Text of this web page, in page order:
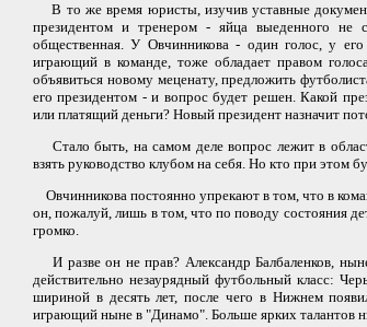
В то же время юристы, изучив уставные
президентом и тренером - яйца выеденного не
общественная. У Овчинникова - один голос, у
играющий в команде, тоже обладает правом
объявиться новому меценату, предложить
его президентом - и вопрос будет решен. Какой
или платящий деньги? Новый президент назначит
Стало быть, на самом деле вопрос лежит в
взять руководство клубом на себя. Но кто при этом
Овчинникова постоянно упрекают в том, что в
он, пожалуй, лишь в том, что по поводу состояния
громко.
И разве он не прав? Александр Балбаленков,
действительно незаурядный футбольный класс:
шириной в десять лет, после чего в Нижнем
играющий ныне в "Динамо". Больше ярких талантов